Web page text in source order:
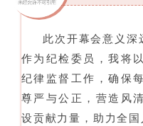
此次开幕会意义深
作为纪检委员，我将
纪律监督工作，确保
尊严与公正，营造风
设贡献力量，助力全国